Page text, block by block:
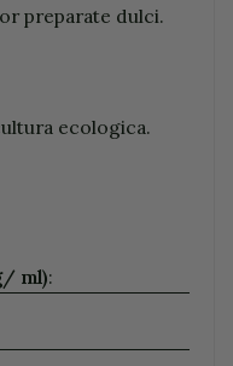
preparate dulci.
ecologica.
ml):